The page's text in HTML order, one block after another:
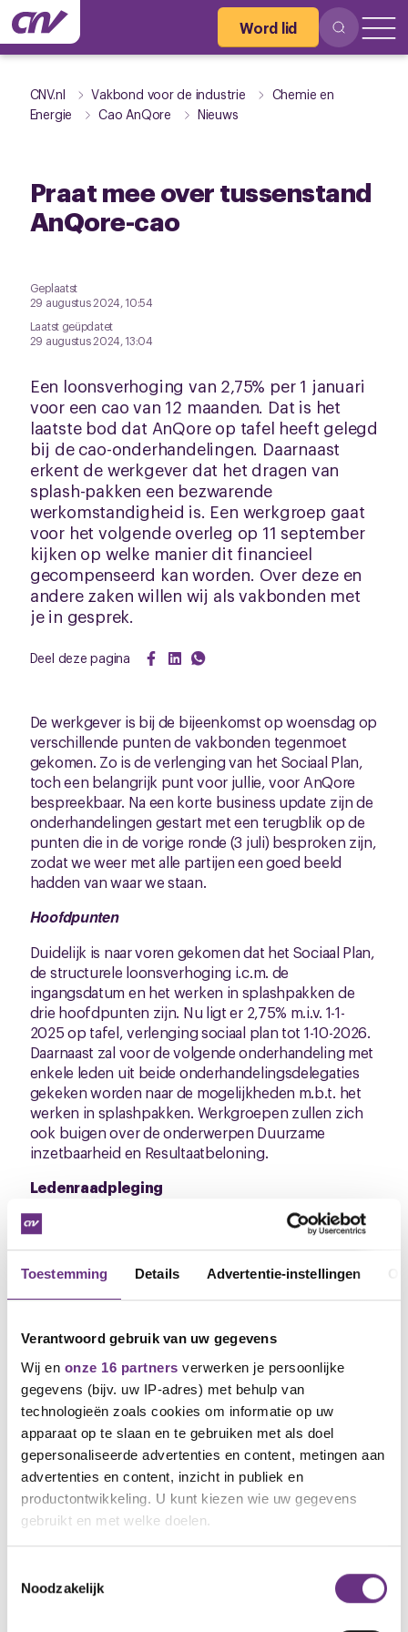
Toestemming Details Advertentie-instellingen
Verantwoord gebruik van uw gegevens
Wij en onze 16 partners verwerken je persoonlijke
gegevens (bijv. uw IP-adres) met behulp van
technologieën zoals cookies om informatie op uw
apparaat op te slaan en te gebruiken met als doel
gepersonaliseerde advertenties en content, metingen aan
advertenties en content, inzicht in publiek en
productontwikkeling. U kunt kiezen wie uw gegevens
gebruikt en met welke doelen.
Informatie verzamelen over uw geografische
Noodzakelijk
Word lid
CNV.nl Vakbond voor de industrie
Chemie en
Energie
Cao AnQore Nieuws
Praat mee over tussenstand
AnQore-cao
Geplaatst
29 augustus 2024, 10:54
Laatst geüpdatet
29 augustus 2024, 13:04
Een loonsverhoging van 2,75% per 1 januari
voor een cao van 12 maanden. Dat is het
laatste bod dat AnQore op tafel heeft gelegd
bij de cao-onderhandelingen. Daarnaast
erkent de werkgever dat het dragen van
splash-pakken een bezwarende
werkomstandigheid is. Een werkgroep gaat
voor het volgende overleg op 11 september
kijken op welke manier dit financieel
gecompenseerd kan worden. Over deze en
andere zaken willen wij als vakbonden met
je in gesprek.
Deel deze pagina
De werkgever is bij de bijeenkomst op woensdag op
verschillende punten de vakbonden tegenmoet
gekomen. Zo is de verlenging van het Sociaal Plan,
toch een belangrijk punt voor jullie, voor AnQore
bespreekbaar. Na een korte business update zijn de
onderhandelingen gestart met een terugblik op de
punten die in de vorige ronde (3 juli) besproken zijn,
zodat we weer met alle partijen een goed beeld
hadden van waar we staan.
Hoofdpunten
Duidelijk is naar voren gekomen dat het Sociaal Plan,
de structurele loonsverhoging i.c.m. de
ingangsdatum en het werken in splashpakken de
drie hoofdpunten zijn. Nu ligt er 2,75% m.i.v. 1-1-
2025 op tafel, verlenging sociaal plan tot 1-10-2026.
Daarnaast zal voor de volgende onderhandeling met
enkele leden uit beide onderhandelingsdelegaties
gekeken worden naar de mogelijkheden m.b.t. het
werken in splashpakken. Werkgroepen zullen zich
ook buigen over de onderwerpen Duurzame
inzetbaarheid en Resultaatbeloning.
Ledenraadpleging
ledenbijeenkomsten van de gezamenlijke
vakbonden.
Wanneer:
maandag 2 september
Tijdstip:Bijeenkomst 1: 14.00 uur tot 14.45 uur
Locatie:COKA 2
Graag zien we je bij een van de bijeenkomsten om je
mening te horen over de vorderingen aan de
onderhandelingstafel om te horen wat jij van
voorstellen van de werkgever vindt. De vierde
onderhandelingsronde op 11 september zal dan
starten met een terugkoppeling vanuit de
vakbondsdelegatie.
. Je
kunt natuurlijk ook kaderlid Bert Voncken